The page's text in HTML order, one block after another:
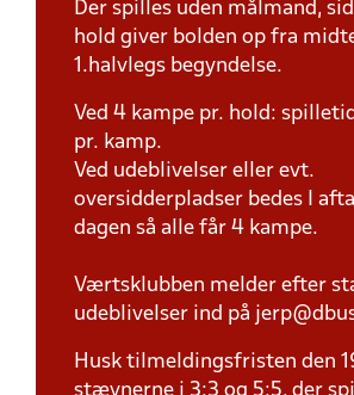
Der spilles uden målmand,
hold giver bolden op fra
1.halvlegs begyndelse.
Ved 4 kampe pr. hold:
pr. kamp.
Ved udeblivelser eller evt.
oversidderpladser bedes I
dagen så alle får 4 kampe.
Værtsklubben melder efter
udeblivelser ind på
Husk tilmeldingsfristen den
stævnerne i 3:3 og 5:5, der